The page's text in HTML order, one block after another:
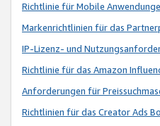
Richtlinie für Mobile
Markenrichtlinien für das
IP-Lizenz- und
Richtlinie für das Amazon
Anforderungen für
Richtlinien für das Creator Ads